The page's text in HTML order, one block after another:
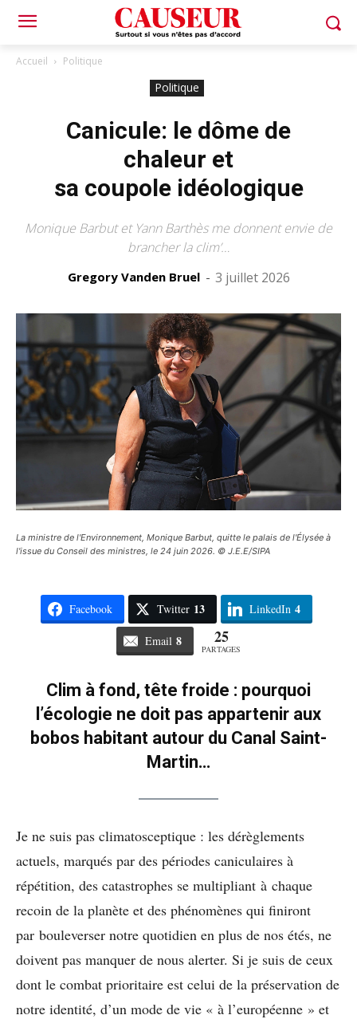
Accueil Politique
Politique
Canicule: le dôme de
chaleur et
sa coupole idéologique
Monique Barbut et Yann Barthès me donnent envie de
brancher la clim’…
Gregory Vanden Bruel - 3 juillet 2026
La ministre de l'Environnement, Monique Barbut, quitte le palais de l'Élysée à
l'issue du Conseil des ministres, le 24 juin 2026. © J.E.E/SIPA
Facebook Twitter 13 LinkedIn 4
Email 8 25
PARTAGES
Clim à fond, tête froide : pourquoi
l’écologie ne doit pas appartenir aux
bobos habitant autour du Canal Saint-
Martin…
Je ne suis pas climatosceptique : les dérèglements
actuels, marqués par des périodes caniculaires à
répétition, des catastrophes se multipliant à chaque
recoin de la planète et des phénomènes qui finiront
par bouleverser notre quotidien en plus de nos étés, ne
doivent pas manquer de nous alerter. Si je suis de ceux
dont le combat prioritaire est celui de la préservation de
notre identité, d’un mode de vie « à l’européenne » et